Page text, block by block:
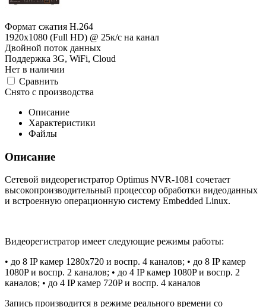
Формат сжатия H.264
1920x1080 (Full HD) @ 25к/с на канал
Двойной поток данных
Поддержка 3G, WiFi, Cloud
Нет в наличии
Cравнить
Снято с производства
Описание
Характеристики
Файлы
Описание
Сетевой видеорегистратор Optimus NVR-1081 сочетает
высокопроизводительный процессор обработки видеоданных
и встроенную операционную систему Embedded Linux.
Видеорегистратор имеет следующие режимы работы:
• до 8 IP камер 1280х720 и воспр. 4 каналов; • до 8 IP камер
1080P и воспр. 2 каналов; • до 4 IP камер 1080P и воспр. 2
каналов; • до 4 IP камер 720P и воспр. 4 каналов
Запись производится в режиме реального времени со